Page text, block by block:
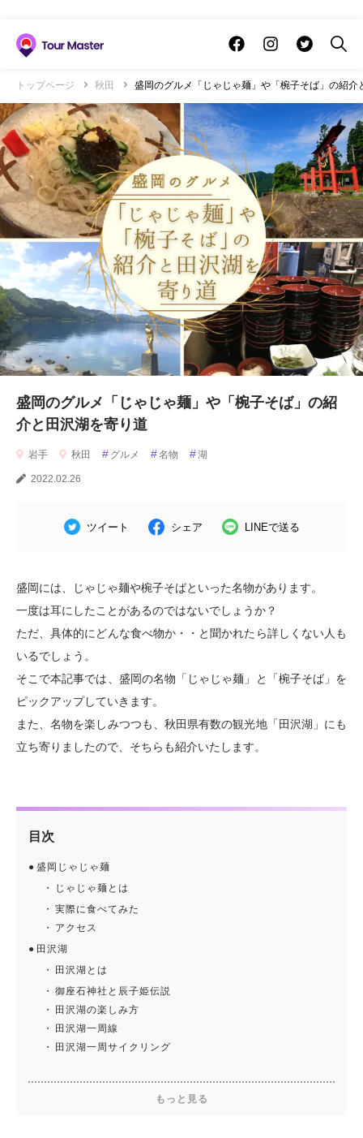
トップページ 秋田 盛岡のグルメ「じゃじゃ麺」や「椀子そば」の紹介
盛岡のグルメ「じゃじゃ麺」や「椀子そば」の紹
介と田沢湖を寄り道
岩手 秋田 # グルメ #名物 #湖
2022.02.26
ツイート シェア LINEで送る
盛岡には、じゃじゃ麺や椀子そばといった名物があります。
一度は耳にしたことがあるのではないでしょうか？
ただ、具体的にどんな食べ物か・・と聞かれたら詳しくない人も
いるでしょう。
そこで本記事では、盛岡の名物「じゃじゃ麺」と「椀子そば」を
ピックアップしていきます。
また、名物を楽しみつつも、秋田県有数の観光地「田沢湖」にも
立ち寄りましたので、そちらも紹介いたします。
目次
盛岡じゃじゃ麺
じゃじゃ麺とは
実際に食べてみた
アクセス
田沢湖
田沢湖とは
御座石神社と辰子姫伝説
田沢湖の楽しみ方
田沢湖一周線
田沢湖一周サイクリング
もっと見る